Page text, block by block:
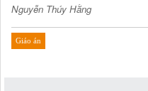
Nguyễn Thúy Hằng
Giáo án